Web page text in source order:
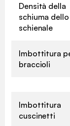
Densità della
schiuma dello
schienale
Imbottitura
braccioli
Imbottitura
cuscinetti